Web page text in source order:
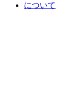
について